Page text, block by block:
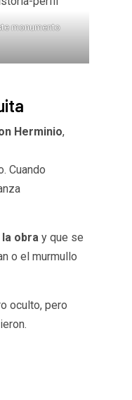
monumento
Herminio,
Cuando
obray que se
o el murmullo
oculto, pero